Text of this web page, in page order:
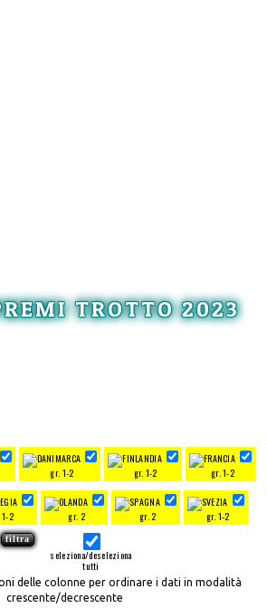
TROTTO 2023
gr. 1-2 gr. 1-2 gr. 1-2
1-2 gr. 2 gr. 2 gr. 1-2
seleziona/deseleziona
tutti
delle colonne per ordinare i dati in modalità
crescente/decrescente